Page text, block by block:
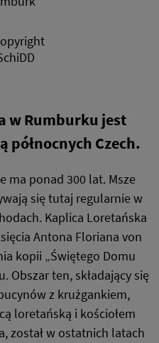
w Rumburku jest
Czech.
ma ponad 300 lat. Msze
się tutaj regularnie w
Kaplica Loretańska
Antona Floriana von
kopii „Świętego Domu
Obszar ten, składający się
z krużgankiem,
loretańską i kościołem
został w ostatnich latach